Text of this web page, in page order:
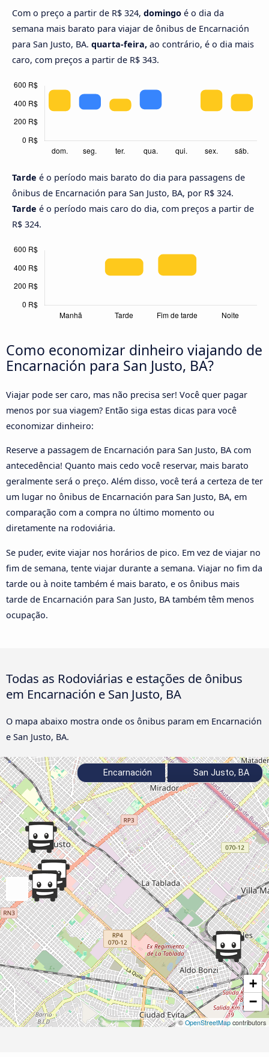
Com o preço a partir de R$ 324, domingo é o dia da
semana mais barato para viajar de ônibus de Encarnación
para San Justo, BA. quarta-feira, ao contrário, é o dia mais
caro, com preços a partir de R$ 343.
Tarde é o período mais barato do dia para passagens de
ônibus de Encarnación para San Justo, BA, por R$ 324.
Tarde é o período mais caro do dia, com preços a partir de
R$ 324.
Como economizar dinheiro viajando de
Encarnación para San Justo, BA?
Viajar pode ser caro, mas não precisa ser! Você quer pagar
menos por sua viagem? Então siga estas dicas para você
economizar dinheiro:
Reserve a passagem de Encarnación para San Justo, BA com
antecedência! Quanto mais cedo você reservar, mais barato
geralmente será o preço. Além disso, você terá a certeza de ter
um lugar no ônibus de Encarnación para San Justo, BA, em
comparação com a compra no último momento ou
diretamente na rodoviária.
Se puder, evite viajar nos horários de pico. Em vez de viajar no
fim de semana, tente viajar durante a semana. Viajar no fim da
tarde ou à noite também é mais barato, e os ônibus mais
tarde de Encarnación para San Justo, BA também têm menos
ocupação.
Todas as Rodoviárias e estações de ônibus
em Encarnación e San Justo, BA
O mapa abaixo mostra onde os ônibus param em Encarnación
e San Justo, BA.
+
−
© OpenStreetMap contributors
Encarnación San Justo, BA